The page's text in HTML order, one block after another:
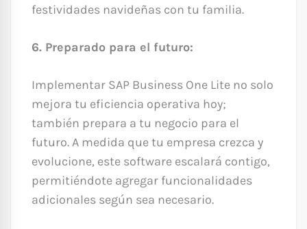
festividades navideñas con tu familia.
6. Preparado para el futuro:
Implementar SAP Business One Lite no solo
mejora tu eficiencia operativa hoy;
también prepara a tu negocio para el
futuro. A medida que tu empresa crezca y
evolucione, este software escalará contigo,
permitiéndote agregar funcionalidades
adicionales según sea necesario.